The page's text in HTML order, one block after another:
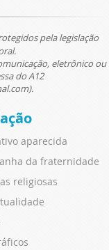
pela legislação
eletrônico ou
do A12
aparecida
da fraternidade
religiosas